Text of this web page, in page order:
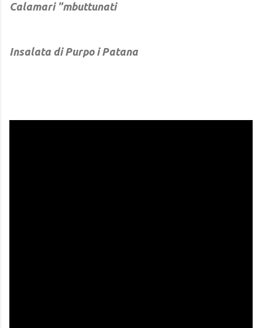
Calamari "mbuttunati
Insalata di Purpo i Patana